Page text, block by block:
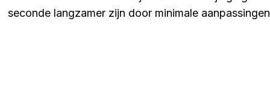
seconde langzamer zijn door minimale